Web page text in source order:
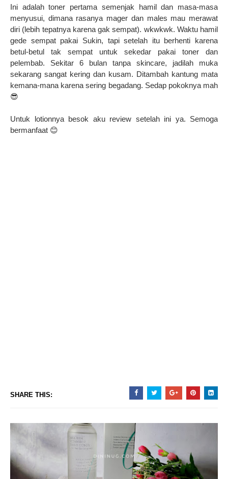
Ini adalah toner pertama semenjak hamil dan masa-masa
menyusui, dimana rasanya mager dan males mau merawat
diri (lebih tepatnya karena gak sempat). wkwkwk. Waktu hamil
gede sempat pakai Sukin, tapi setelah itu berhenti karena
betul-betul tak sempat untuk sekedar pakai toner dan
pelembab. Sekitar 6 bulan tanpa skincare, jadilah muka
sekarang sangat kering dan kusam. Ditambah kantung mata
kemana-mana karena sering begadang. Sedap pokoknya mah
😎
Untuk lotionnya besok aku review setelah ini ya. Semoga
bermanfaat 😊
SHARE THIS: